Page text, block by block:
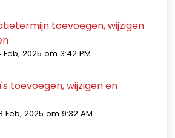
toevoegen, wijzigen
2025 om 3:42 PM
toevoegen, wijzigen en
Feb, 2025 om 9:32 AM